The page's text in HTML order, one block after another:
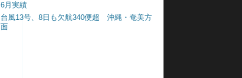
6月実績
台風13号、8日も欠航340便超 沖縄・奄美方
面